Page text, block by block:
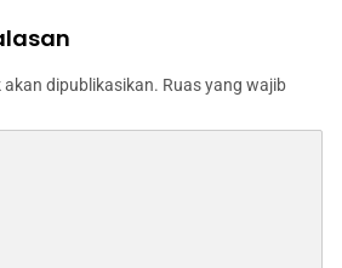
dipublikasikan. Ruas yang wajib